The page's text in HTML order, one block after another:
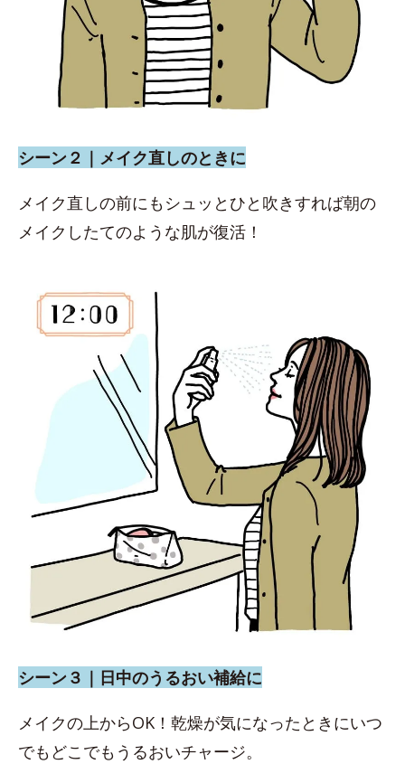
シーン２｜メイク直しのときに
メイク直しの前にもシュッとひと吹きすれば朝の
メイクしたてのような肌が復活！
シーン３｜日中のうるおい補給に
メイクの上からOK！乾燥が気になったときにいつ
でもどこでもうるおいチャージ。